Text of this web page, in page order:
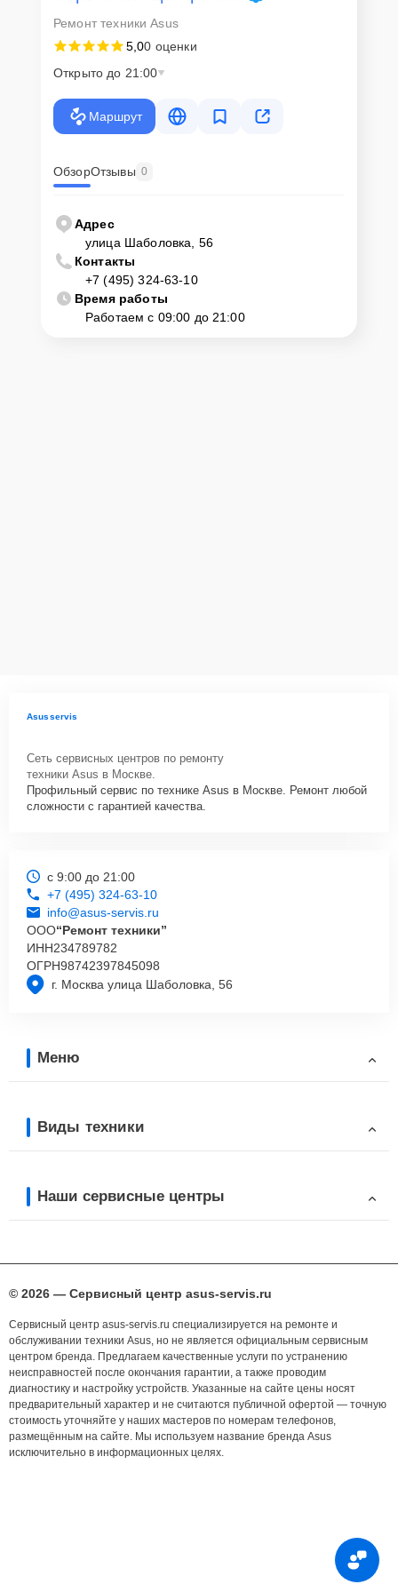
Для запуска процесса ремонта материнской платы Asus ROG
Crosshair VIII Impact нужно просто оставить
позвонить телефону горячей линии: +7 (495) 324-63-10. Наши
специалисты оперативно проконсультируют по всем необходимым
вопросам, запишут на диагностику, подскажут с вариантами
и место.
Ремонт техники Asus
5,00 оценки
Открыто до 21:00
Маршрут
ОбзорОтзывы 0
Адрес
улица Шаболовка, 56
Контакты
+7 (495) 324-63-10
Время работы
Работаем с 09:00 до 21:00
Asusservis
Сеть сервисных центров по ремонту
техники Asus в Москве.
Профильный сервис по технике Asus в Москве. Ремонт любой
сложности с гарантией качества.
г. Москва улица Шаболовка, 56
с 9:00 до 21:00
+7 (495) 324-63-10
info@asus-servis.ru
ООО“Ремонт техники”
ИНН234789782
ОГРН98742397845098
Меню
Виды техники
Наши сервисные центры
© 2026 — Сервисный центр asus-servis.ru
Сервисный центр asus-servis.ru специализируется на ремонте и
обслуживании техники Asus, но не является официальным сервисным
центром бренда. Предлагаем качественные услуги по устранению
неисправностей после окончания гарантии, а также проводим
диагностику и настройку устройств. Указанные на сайте цены носят
предварительный характер и не считаются публичной офертой — точную
стоимость уточняйте у наших мастеров по номерам телефонов,
размещённым на сайте. Мы используем название бренда Asus
исключительно в информационных целях.